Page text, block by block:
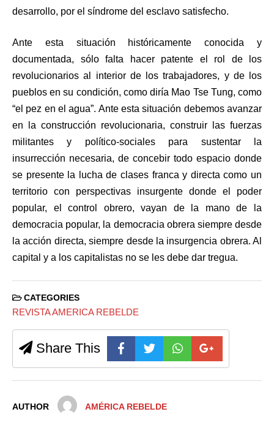
desarrollo, por el síndrome del esclavo satisfecho.
Ante esta situación históricamente conocida y
documentada, sólo falta hacer patente el rol de los
revolucionarios al interior de los trabajadores, y de los
pueblos en su condición, como diría Mao Tse Tung, como
“el pez en el agua”. Ante esta situación debemos avanzar
en la construcción revolucionaria, construir las fuerzas
militantes y político-sociales para sustentar la
insurrección necesaria, de concebir todo espacio donde
se presente la lucha de clases franca y directa como un
territorio con perspectivas insurgente donde el poder
popular, el control obrero, vayan de la mano de la
democracia popular, la democracia obrera siempre desde
la acción directa, siempre desde la insurgencia obrera. Al
capital y a los capitalistas no se les debe dar tregua.
CATEGORIES
REVISTA AMERICA REBELDE
Share This
AUTHOR AMÉRICA REBELDE